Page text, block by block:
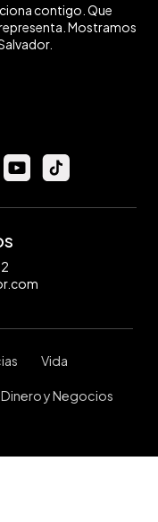
contigo. Que
Mostramos
Vida
Dinero y Negocios